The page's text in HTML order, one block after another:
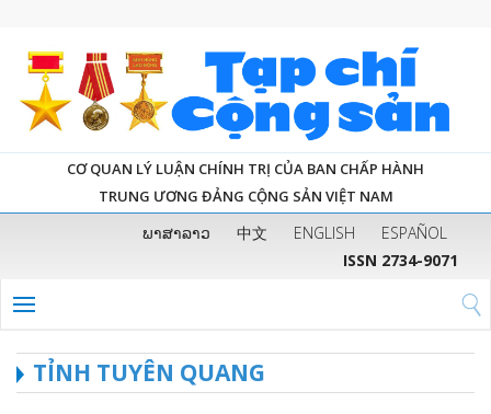
CƠ QUAN LÝ LUẬN CHÍNH TRỊ CỦA BAN CHẤP HÀNH
TRUNG ƯƠNG ĐẢNG CỘNG SẢN VIỆT NAM
ພາສາລາວ 中文 ENGLISH
ESPAÑOL
ISSN 2734-9071
TỈNH TUYÊN QUANG